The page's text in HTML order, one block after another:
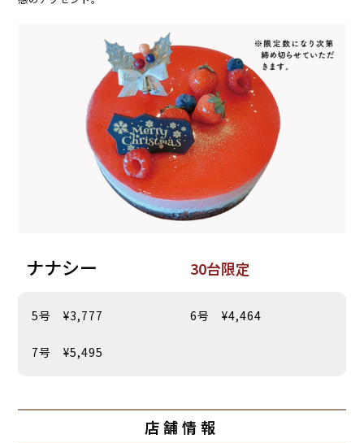
ナナシー 30台限定
5号 ¥3,777 6号 ¥4,464
7号 ¥5,495
店舗情報